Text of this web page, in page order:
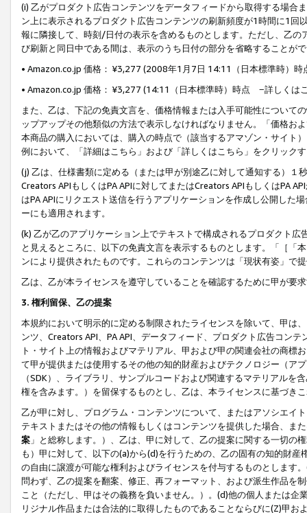
(i) 乙がプロダクト広告コンテンツをデータフィードから取得する場合
ン上に表示されるプロダクト広告コンテンツの刷新頻度が1時間に1
報に隣接して、時刻/日付の表示を含めるものとします。ただし、乙
び刷新と同日中である間は、表示のうち日付の部分を省略することが
• Amazon.co.jp 価格： ¥3,277 (2008年1月7日 14:11（日本標準時）
• Amazon.co.jp 価格： ¥3,277 (14:11（日本標準時）時点 −詳しくは
また、乙は、下記の免責文言を、価格情報または入手可能性について
ップアップその他類似の方法で表示しなければなりません。「価格
本商品の購入においては、購入の時点で（該当するアマゾン・サイト
例において、「詳細はこちら」および「詳しくはこちら」をクリック
(j) 乙は、仕様書類に定める（または甲が別途乙に対して通知する）
Creators APIもしくはPA APIに対してまたはCreators APIもしくはPA
はPA APIにリクエスト送信を行うアプリケーションを作成し公開した
ーにも適用されます。
(k) 乙が乙のアプリケーション上でテキストで構成されるプロダクト
と見えるところに、以下の免責文言を表示するものとします。「［「
ンにより提供されたものです。これらのコンテンツは「現状有姿」で
乙は、乙が本ライセンスを遵守していることを確認するために甲が要
3. 権利留保、乙の提案
本規約において明示的に定める制限されたライセンスを除いて、甲は
ンツ、Creators API、PA API、データフィード、プロダクト広告コン
ト・サイト上の情報およびマテリアル、甲および甲の関連会社の商
て甲が提供または使用するその他の知的財産およびテクノロジー（ア
（SDK）、ライブラリ、サンプルコードおよび関連するマテリアル
権を含みます。）を留保するものとし、乙は、本ライセンスに基づき
乙が甲に対し、プログラム・コンテンツについて、またはアソシエイ
テキストまたはその他の情報もしくはコンテンツを提供した場合、ま
案 」と総称します。）、乙は、甲に対して、乙の提案に関する一切
も）甲に対して、以下の(a)から(d)を行うための、乙の固有の知的財
の自由に譲渡が可能な権利およびライセンスを付与するものとします
問わず、乙の提案を翻案、修正、再フォーマット、および派生作品を
こと（ただし、甲はその義務を負いません。）。(d)他の個人または
リジナル作品または合法的に取得したものであることならびに(Z)甲